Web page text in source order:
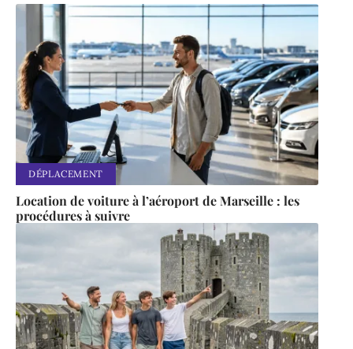
DÉPLACEMENT
Location de voiture à l’aéroport de Marseille : les
procédures à suivre